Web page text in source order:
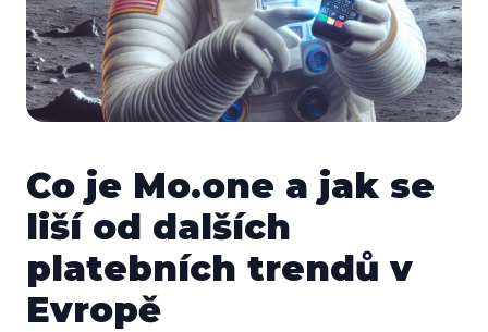
Co je Mo.one a jak se
liší od dalších
platebních trendů v
Evropě